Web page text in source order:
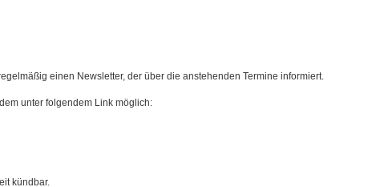
einen Newsletter, der über die anstehenden Termine informiert.
unter folgendem Link möglich:
kündbar.